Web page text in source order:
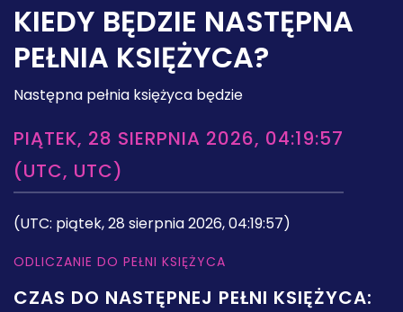
KIEDY BĘDZIE NASTĘPNA
PEŁNIA KSIĘŻYCA?
Następna pełnia księżyca będzie
PIĄTEK, 28 SIERPNIA 2026, 04:19:57
(UTC, UTC)
(UTC: piątek, 28 sierpnia 2026, 04:19:57)
ODLICZANIE DO PEŁNI KSIĘŻYCA
CZAS DO NASTĘPNEJ PEŁNI KSIĘŻYCA: